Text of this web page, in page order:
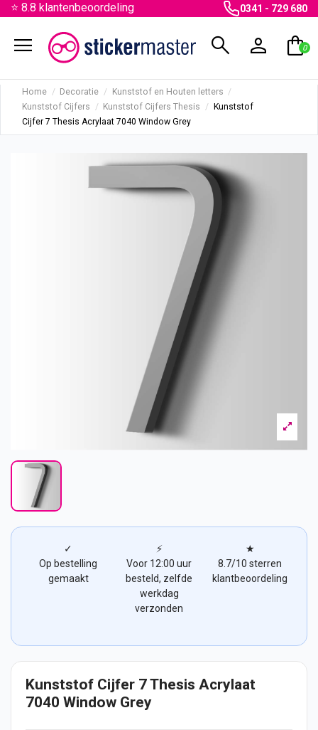
⭐ 8.8 klantenbeoordeling 0341 - 729 680
menu search person shopping_bag
0
Home Decoratie
Kunststof en Houten letters
Kunststof Cijfers
Kunststof Cijfers Thesis
Kunststof
Cijfer 7 Thesis Acrylaat 7040 Window Grey
✓
Op bestelling
gemaakt
⚡
Voor 12:00 uur
besteld, zelfde
werkdag
verzonden
★
8.7/10 sterren
klantbeoordeling
Kunststof Cijfer 7 Thesis Acrylaat
7040 Window Grey